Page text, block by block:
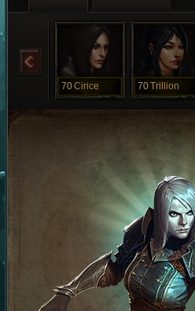
70Cirice 70Trillion